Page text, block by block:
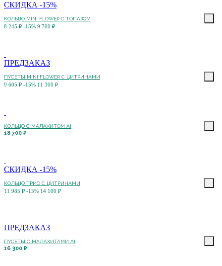
СКИДКА -15%
КОЛЬЦО MINI FLOWER С ТОПАЗОМ
8 245 ₽ -15% 9 700 ₽
ПРЕДЗАКАЗ
ПУСЕТЫ MINI FLOWER С ЦИТРИНАМИ
9 605 ₽ -15% 11 300 ₽
КОЛЬЦО С МАЛАХИТОМ AI
18 700 ₽
СКИДКА -15%
КОЛЬЦО ТРИО С ЦИТРИНАМИ
11 985 ₽ -15% 14 100 ₽
ПРЕДЗАКАЗ
ПУСЕТЫ С МАЛАХИТАМИ AI
16 300 ₽